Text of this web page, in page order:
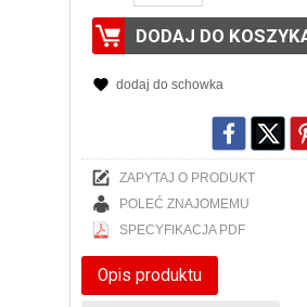
DODAJ DO
dodaj do schowka
ZAPYTAJ O PRODUKT
POLEĆ ZNAJOMEMU
SPECYFIKACJA PDF
Opis produktu